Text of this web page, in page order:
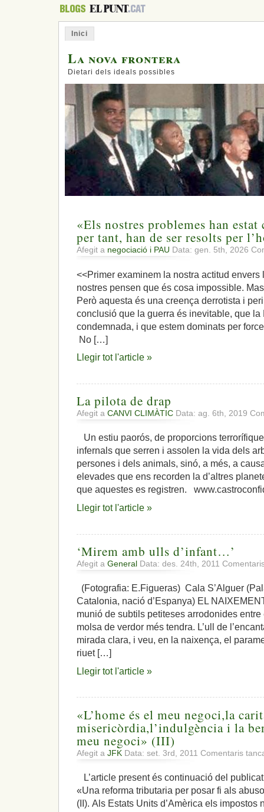
Inici
La nova frontera
Dietari dels ideals possibles
«Els nostres problemes han estat
per tant, han de ser resolts per
Afegit a negociació i PAU Data: gen. 5th, 2026
<<Primer examinem la nostra actitud
nostres pensen que és cosa impossible.
Però aquesta és una creença derrotista i
conclusió que la guerra és inevitable, que la
condemnada, i que estem dominats per
No […]
Llegir tot l'article »
La pilota de drap
Afegit a CANVI CLIMÀTIC Data: ag. 6th, 2019
Un estiu paorós, de proporcions
infernals que serren i assolen la vida dels
persones i dels animals, sinó, a més, a
elevades que ens recorden la d’altres
que aquestes es registren.
Llegir tot l'article »
‘Mirem amb ulls d’infant…’
Afegit a General Data: des. 24th, 2011
(Fotografia: E.Figueras) Cala S’Alguer
Catalonia, nació d’Espanya) EL
munió de subtils petiteses arrodonides entre
molsa de verdor més tendra. L’ull de
mirada clara, i veu, en la naixença, el
riuet […]
Llegir tot l'article »
«L’home és el meu negoci,la
misericòrdia,l’indulgència i la
meu negoci» (III)
Afegit a JFK Data: set. 3rd, 2011 Comentaris
L’article present és continuació del
«Una reforma tributaria per posar fi als
(II). Als Estats Units d’Amèrica els impostos